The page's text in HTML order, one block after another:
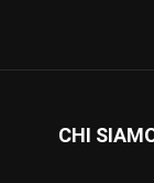
CHI